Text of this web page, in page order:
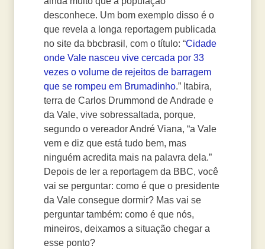
desconhece. Um bom exemplo disso é o
que revela a longa reportagem publicada
no site da bbcbrasil, com o título: “Cidade
onde Vale nasceu vive cercada por 33
vezes o volume de rejeitos de barragem
que se rompeu em Brumadinho.” Itabira,
terra de Carlos Drummond de Andrade e
da Vale, vive sobressaltada, porque,
segundo o vereador André Viana, “a Vale
vem e diz que está tudo bem, mas
ninguém acredita mais na palavra dela.”
Depois de ler a reportagem da BBC, você
vai se perguntar: como é que o presidente
da Vale consegue dormir? Mas vai se
perguntar também: como é que nós,
mineiros, deixamos a situação chegar a
esse ponto?